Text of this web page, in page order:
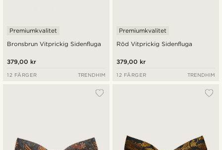
Bronsbrun Vitprickig Sidenfluga
Premiumkvalitet
379,00 kr
12 FÄRGER TRENDHIM
Röd Vitprickig Sidenfluga
Premiumkvalitet
379,00 kr
12 FÄRGER TRENDHIM